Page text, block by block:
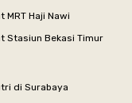
MRT Haji Nawi
Stasiun Bekasi Timur
di Surabaya